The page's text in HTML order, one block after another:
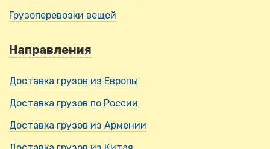
Грузоперевозки вещей
Направления
Доставка грузов из Европы
Доставка грузов по России
Доставка грузов из Армении